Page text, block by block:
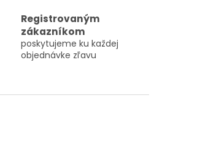
Registrovaným
zákazníkom
poskytujeme ku každej
objednávke zľavu